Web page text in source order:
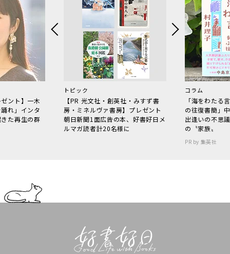
ント】一木
れ」インタ
た再生の群
トピック
【PR 光文社・創英社・みすず書
房・ミネルヴァ書房】プレゼント
朝日新聞1面広告の本、好書好日メ
ルマガ読者計20名様に
コラム
「海をわた
の往復書簡」
出逢いの不思
の〝家族〟
PR by 集英社